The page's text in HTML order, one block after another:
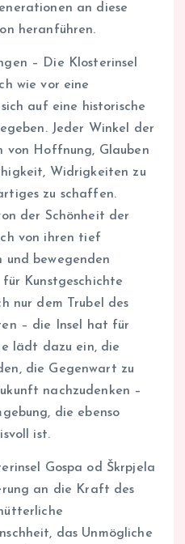
an diese
heranführen.
– Die Klosterinsel
wie vor eine
auf eine historische
Jeder Winkel der
von Hoffnung, Glauben
Widrigkeiten zu
zu schaffen.
der Schönheit der
von ihren tief
bewegenden
für Kunstgeschichte
nur dem Trubel des
– die Insel hat für
lädt dazu ein, die
die Gegenwart zu
nachzudenken –
die ebenso
ist.
Gospa od Škrpjela
an die Kraft des
das Unmögliche